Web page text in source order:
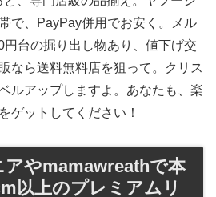
で、PayPay併用でお安く。メル
円台の掘り出し物あり、値下げ交
なら送料無料店を狙って。クリス
ルアップしますよ。あなたも、楽
ゲットしてください！
アやmamawreathで本
以上のプレミアムリ